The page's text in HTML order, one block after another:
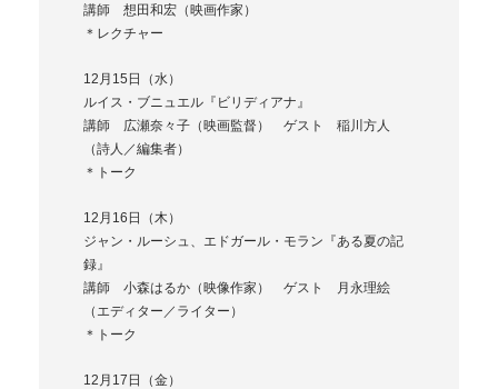
講師 想田和宏（映画作家）
＊レクチャー
12月15日（水）
ルイス・ブニュエル『ビリディアナ』
講師 広瀬奈々子（映画監督） ゲスト 稲川方人
（詩人／編集者）
＊トーク
12月16日（木）
ジャン・ルーシュ、エドガール・モラン『ある夏の記
録』
講師 小森はるか（映像作家） ゲスト 月永理絵
（エディター／ライター）
＊トーク
12月17日（金）